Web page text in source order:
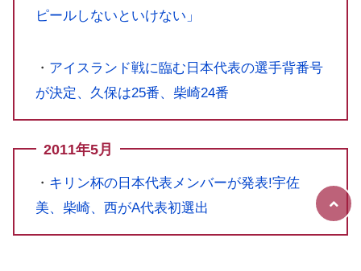
ピールしないといけない」
・ アイスランド戦に臨む日本代表の選手背番号
が決定、久保は25番、柴崎24番
2011年5月
・ キリン杯の日本代表メンバーが発表!宇佐
美、柴崎、西がA代表初選出